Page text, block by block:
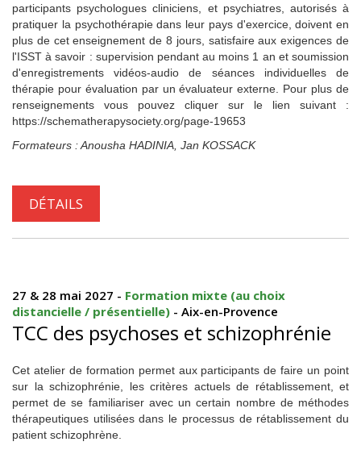
participants psychologues cliniciens, et psychiatres, autorisés à
pratiquer la psychothérapie dans leur pays d'exercice, doivent en
plus de cet enseignement de 8 jours, satisfaire aux exigences de
l'ISST à savoir : supervision pendant au moins 1 an et soumission
d'enregistrements vidéos-audio de séances individuelles de
thérapie pour évaluation par un évaluateur externe. Pour plus de
renseignements vous pouvez cliquer sur le lien suivant :
https://schematherapysociety.org/page-19653
Formateurs : Anousha HADINIA, Jan KOSSACK
DÉTAILS
27 & 28 mai 2027 - Formation mixte (au choix
distancielle / présentielle) - Aix-en-Provence
TCC des psychoses et schizophrénie
Cet atelier de formation permet aux participants de faire un point
sur la schizophrénie, les critères actuels de rétablissement, et
permet de se familiariser avec un certain nombre de méthodes
thérapeutiques utilisées dans le processus de rétablissement du
patient schizophrène.